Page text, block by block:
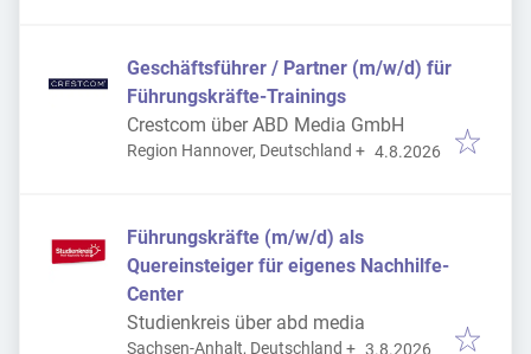
Geschäftsführer / Partner (m/w/d) für
Führungskräfte-Trainings
Crestcom über ABD Media GmbH
Region Hannover, Deutschland + Veröffentlicht:
4.8.2026
Führungskräfte (m/w/d) als
Quereinsteiger für eigenes Nachhilfe-
Center
Studienkreis über abd media
Sachsen-Anhalt, Deutschland + Veröffentlicht:
3.8.2026